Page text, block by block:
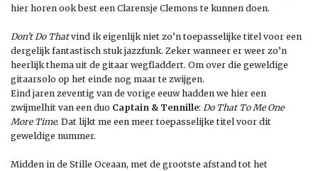
hier horen ook best een Clarensje Clemons te kunnen doen.
Don’t Do Thatvind ik eigenlijk niet zo’n toepasselijke titel voor een
dergelijk fantastisch stuk jazzfunk. Zeker wanneer er weer zo’n
heerlijk thema uit de gitaar wegfladdert. Om over die geweldige
gitaarsolo op het einde nog maar te zwijgen.
Eind jaren zeventig van de vorige eeuw hadden we hier een
zwijmelhit van een duo Captain & Tennille: Do That To Me One
More Time. Dat lijkt me een meer toepasselijke titel voor dit
geweldige nummer.
Midden in de Stille Oceaan, met de grootste afstand tot het